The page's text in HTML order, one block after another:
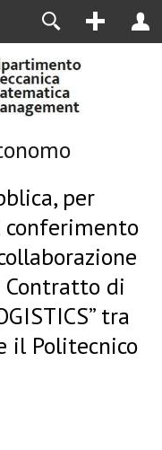
per
di
tra
il Politecnico